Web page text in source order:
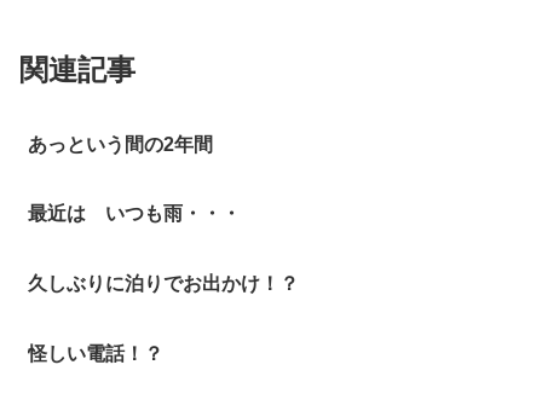
関連記事
あっという間の2年間
最近は いつも雨・・・
久しぶりに泊りでお出かけ！？
怪しい電話！？